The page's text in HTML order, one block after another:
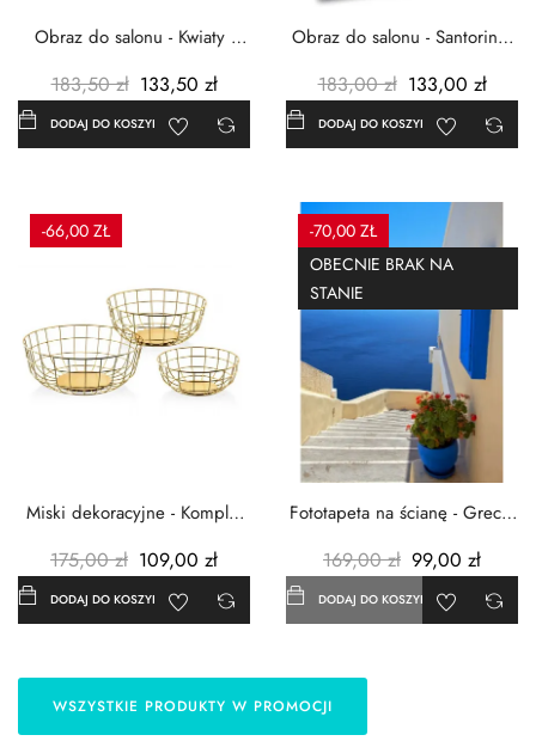
Obraz do salonu - Kwiaty -
183,50 zł 133,50 zł
DODAJ DO KOSZYKA
Obraz do salonu - Santorini -
183,00 zł 133,00 zł
DODAJ DO KOSZYKA
-66,00 ZŁ
Miski dekoracyjne - Komplet
175,00 zł 109,00 zł
DODAJ DO KOSZYKA
-70,00 ZŁ
OBECNIE BRAK NA
STANIE
Fototapeta na ścianę - Grecja
169,00 zł 99,00 zł
DODAJ DO KOSZYKA
WSZYSTKIE PRODUKTY W PROMOCJI